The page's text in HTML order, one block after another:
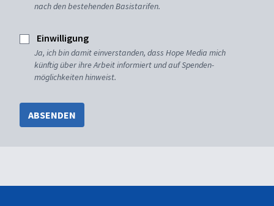
nach den bestehenden Basistarifen.
Einwilligung
Ja, ich bin damit einverstanden, dass Hope Media mich
künftig über ihre Arbeit informiert und auf Spenden-
möglichkeiten hinweist.
ABSENDEN